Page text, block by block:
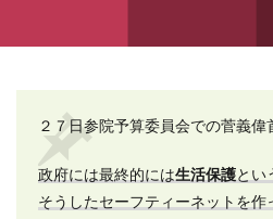
２７日参院予算委員会での菅義偉
政府には最終的には生活保護とい
そうしたセーフティーネットを作